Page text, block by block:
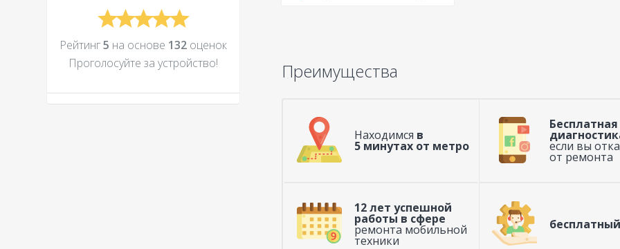
Рейтинг5 на основе 132 оценок
Проголосуйте за устройcтво!
Преимущества
Находимся в
5 минутах от метро
Бесплатная
если вы
от ремонта
12 лет успешной
работы в сфере
ремонта мобильной
техники